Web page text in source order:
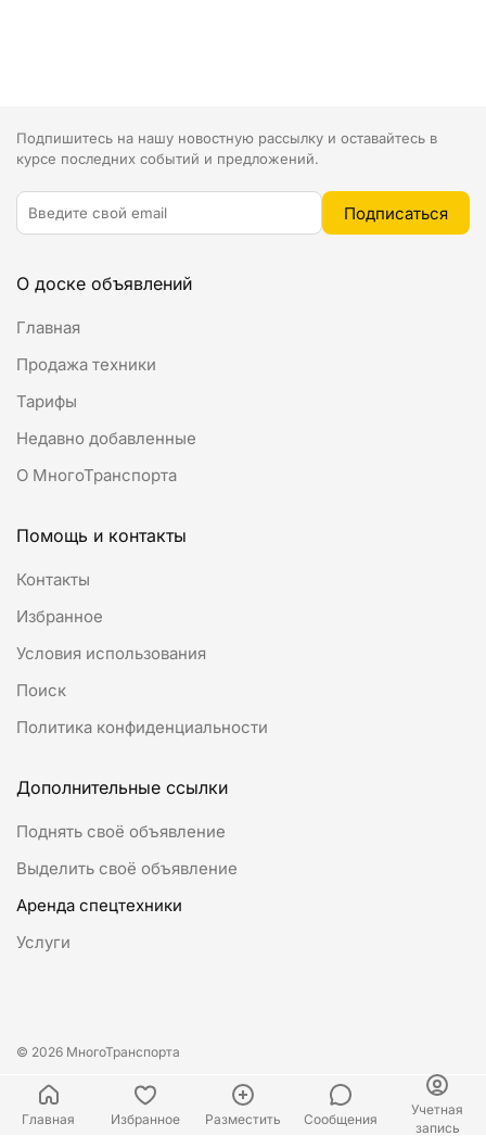
Подпишитесь на нашу новостную рассылку и оставайтесь в
курсе последних событий и предложений.
О доске объявлений
Главная
Продажа техники
Тарифы
Недавно добавленные
О МногоТранспорта
Помощь и контакты
Контакты
Избранное
Условия использования
Поиск
Политика конфиденциальности
Дополнительные ссылки
Поднять своё объявление
Выделить своё объявление
Аренда спецтехники
Услуги
© 2026 МногоТранспорта
Главная Избранное Разместить Сообщения
Учетная
запись